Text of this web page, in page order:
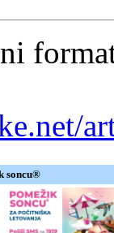
soncu®